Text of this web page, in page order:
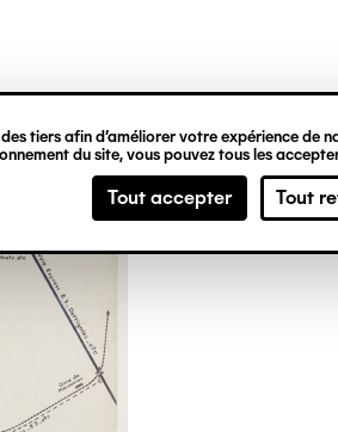
tiers afin d’améliorer votre expérience de
du site, vous pouvez tous les
Tout accepter Tout